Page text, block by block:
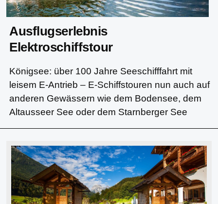
Ausflugserlebnis
Elektroschiffstour
Königsee: über 100 Jahre Seeschifffahrt mit
leisem E-Antrieb – E-Schiffstouren nun auch auf
anderen Gewässern wie dem Bodensee, dem
Altausseer See oder dem Starnberger See